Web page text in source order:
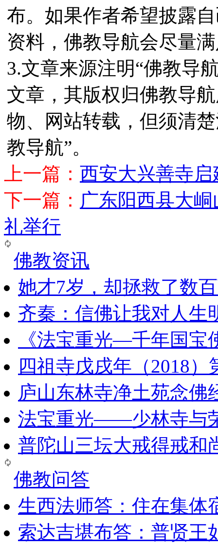
布。如果作者希望披露
资料，佛教导航会尽量
3.文章来源注明“佛教导
文章，其版权归佛教导
物、网站转载，但须清
教导航”。
上一篇： 西安大兴善寺
下一篇： 广东阳西县大
礼举行
佛教资讯
她才7岁，却拯救了数
齐秦：信佛让我对人生
《法宝重光—千年国宝
四祖寺戊戌年（2018
庐山东林寺净土苑念佛
法宝重光——少林寺与
普陀山三坛大戒得戒和
佛教问答
生西法师答：住在集体
索达吉堪布答：普贤王